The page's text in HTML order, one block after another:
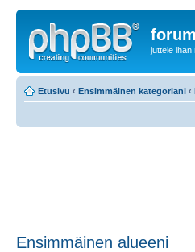
juttele ihan
Etusivu ‹ Ensimmäinen kategoriani ‹
Ensimmäinen alueeni